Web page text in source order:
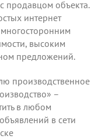
продавцом объекта.
интернет
высоким
предложений.
производственное
–
в любом
в сети